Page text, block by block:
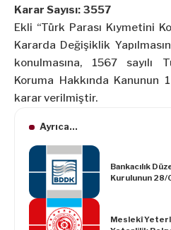
Karar Sayısı: 3557
Ekli “Türk Parası Kıymetini
Kararda Değişiklik
konulmasına, 1567 sayılı
Koruma Hakkında
karar verilmiştir.
Ayrıca...
Bankacılık
Kurulunun 28/
Meslekî